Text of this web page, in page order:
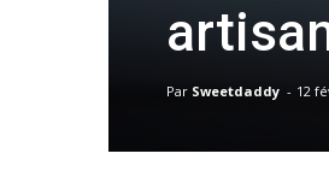
Par Sweetdaddy - 12